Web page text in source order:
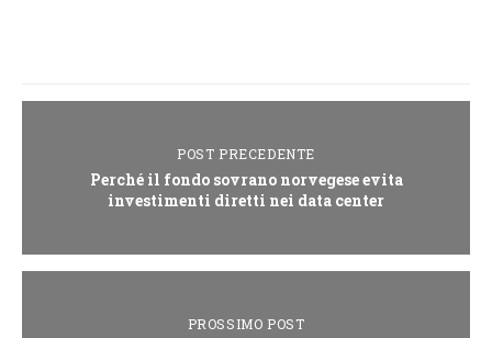
POST PRECEDENTE
Perché il fondo sovrano norvegese evita
investimenti diretti nei data center
PROSSIMO POST